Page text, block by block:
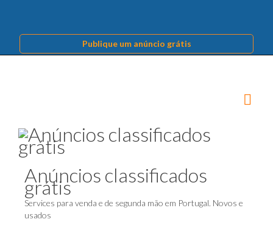
Publique um anúncio grátis
Anúncios classificados
grátis
Services para venda e de segunda mão em Portugal. Novos e
usados